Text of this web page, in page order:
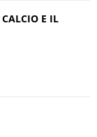
E IL